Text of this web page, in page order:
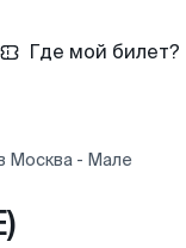
Где мой билет?
Москва - Мале